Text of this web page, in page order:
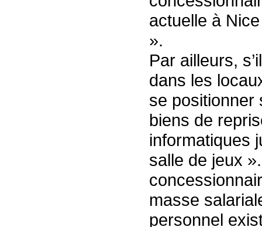
actuelle à
».
Par ailleurs,
dans les
se positionner
biens de
informatiques
salle de jeux
masse
personnel